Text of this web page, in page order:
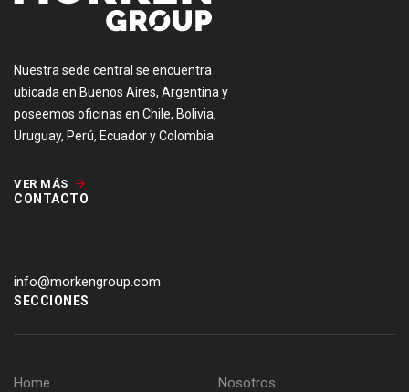
Nuestra sede central se encuentra
ubicada en Buenos Aires, Argentina y
poseemos oficinas en Chile, Bolivia,
Uruguay, Perú, Ecuador y Colombia.
VER MÁS
CONTACTO
info@morkengroup.com
SECCIONES
Home Nosotros